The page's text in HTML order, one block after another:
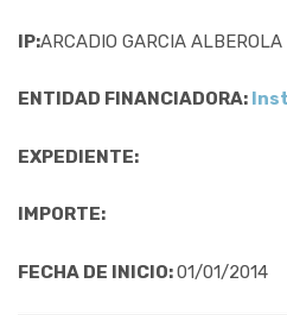
IP:ARCADIO GARCIA ALBEROLA
ENTIDAD FINANCIADORA:
EXPEDIENTE:
IMPORTE:
FECHA DE INICIO:01/01/2014